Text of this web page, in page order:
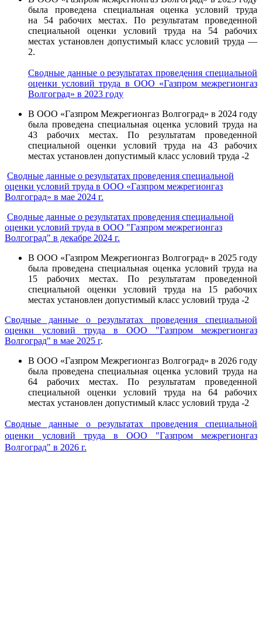
была проведена специальная оценка условий труда
на 54 рабочих местах. По результатам проведенной
специальной оценки условий труда на 54 рабочих
местах установлен допустимый класс условий труда —
2.
Сводные данные о результатах проведения специальной
оценки условий труда в ООО «Газпром межрегионгаз
Волгоград» в 2023 году
В ООО «Газпром Межрегионгаз Волгоград» в 2024 году
была проведена специальная оценка условий труда на
43 рабочих местах. По результатам проведенной
специальной оценки условий труда на 43 рабочих
местах установлен допустимый класс условий труда -2
Сводные данные о результатах проведения специальной
оценки условий труда в ООО «Газпром межрегионгаз
Волгоград» в мае 2024 г.
Сводные данные о результатах проведения специальной
оценки условий труда в ООО "Газпром межрегионгаз
Волгоград" в декабре 2024 г.
В ООО «Газпром Межрегионгаз Волгоград» в 2025 году
была проведена специальная оценка условий труда на
15 рабочих местах. По результатам проведенной
специальной оценки условий труда на 15 рабочих
местах установлен допустимый класс условий труда -2
Сводные данные о результатах проведения специальной
оценки условий труда в ООО "Газпром межрегионгаз
Волгоград" в мае 2025 г.
В ООО «Газпром Межрегионгаз Волгоград» в 2026 году
была проведена специальная оценка условий труда на
64 рабочих местах. По результатам проведенной
специальной оценки условий труда на 64 рабочих
местах установлен допустимый класс условий труда -2
Сводные данные о результатах проведения специальной
оценки условий труда в ООО "Газпром межрегионгаз
Волгоград" в 2026 г.